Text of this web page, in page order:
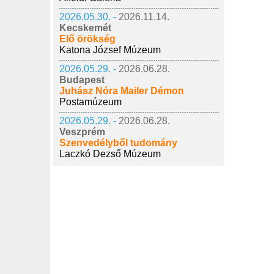
2026.05.30. - 2026.11.14.
Kecskemét
Élő örökség
Katona József Múzeum
2026.05.29. - 2026.06.28.
Budapest
Juhász Nóra Mailer Démon
Postamúzeum
2026.05.29. - 2026.06.28.
Veszprém
Szenvedélyből tudomány
Laczkó Dezső Múzeum